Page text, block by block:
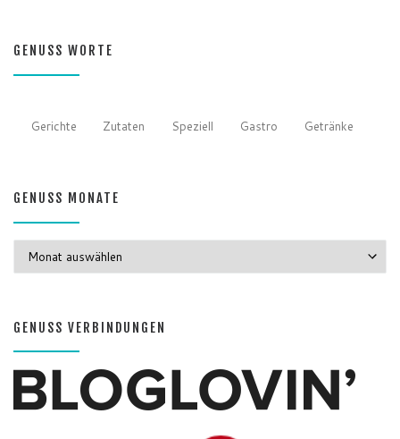
GENUSS WORTE
Gerichte Zutaten Speziell Gastro Getränke
GENUSS MONATE
GENUSS VERBINDUNGEN